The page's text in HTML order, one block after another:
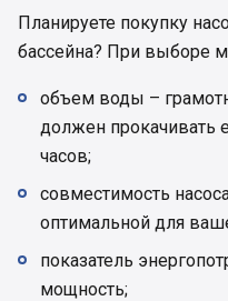
Планируете покупку
бассейна? При выборе
объем воды –
должен прокачивать
часов;
совместимость
оптимальной для
показатель
мощность;